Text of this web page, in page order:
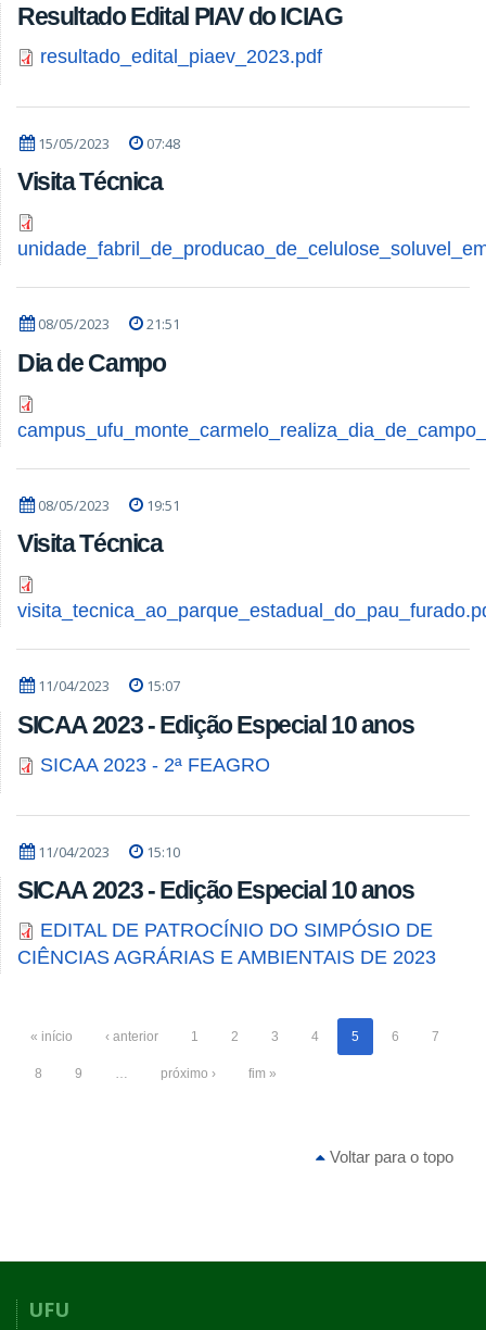
Resultado Edital PIAV do ICIAG
resultado_edital_piaev_2023.pdf
15/05/2023 07:48
Visita Técnica
08/05/2023 21:51
Dia de Campo
08/05/2023 19:51
Visita Técnica
11/04/2023 15:07
SICAA 2023 - Edição Especial 10 anos
SICAA 2023 - 2ª FEAGRO
11/04/2023 15:10
SICAA 2023 - Edição Especial 10 anos
EDITAL DE PATROCÍNIO DO SIMPÓSIO DE
CIÊNCIAS AGRÁRIAS E AMBIENTAIS DE 2023
« início ‹ anterior 1 2 3 4 5 6 7
8 9 … próximo › fim »
Voltar para o topo
UFU